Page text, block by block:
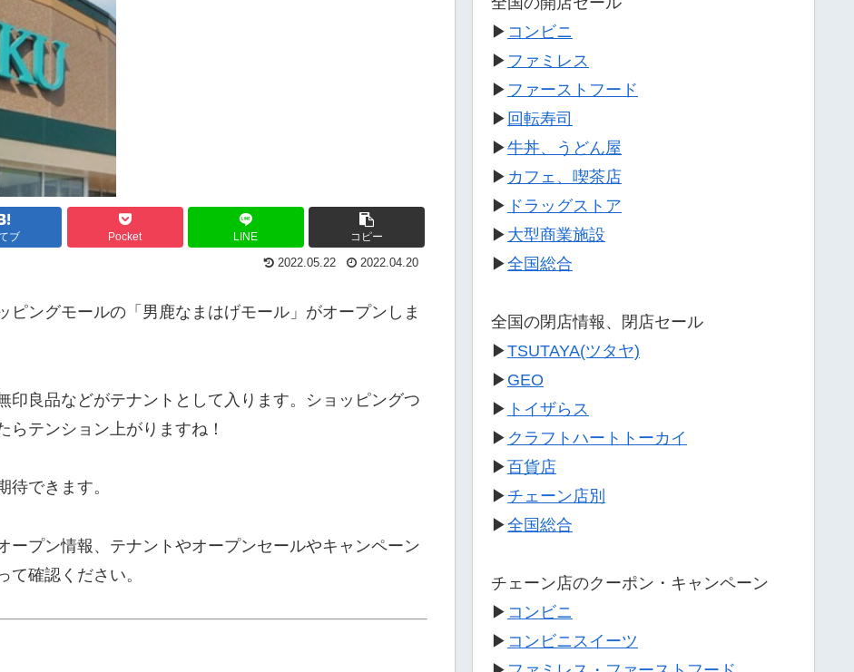
ブ Pocket LINE コピー
2022.05.22 2022.04.20
ピングモールの「男鹿なまはげモール」がオープンしま
印良品などがテナントとして入ります。ショッピングつ
テンション上がりますね！
待できます。
ープン情報、テナントやオープンセールやキャンペーン
確認ください。
▶ コンビニ
▶ ファミレス
▶ ファーストフード
▶ 回転寿司
▶牛丼、うどん屋
▶ カフェ、喫茶店
▶ ドラッグストア
▶ 大型商業施設
▶全国総合
全国の閉店情報、閉店セール
▶TSUTAYA(ツタヤ)
▶ GEO
▶ トイザらス
▶ クラフトハートトーカイ
▶百貨店
▶ チェーン店別
▶全国総合
チェーン店のクーポン・キャンペーン
▶ コンビニ
▶ コンビニスイーツ